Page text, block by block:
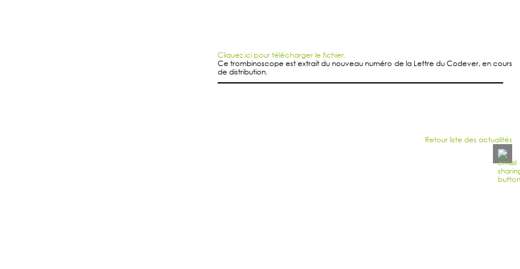
Cliquez ici pour télécharger le fichier.
Ce trombinoscope est extrait du nouveau numéro de la Lettre du Codever, en cours
de distribution.
Retour liste des actualités